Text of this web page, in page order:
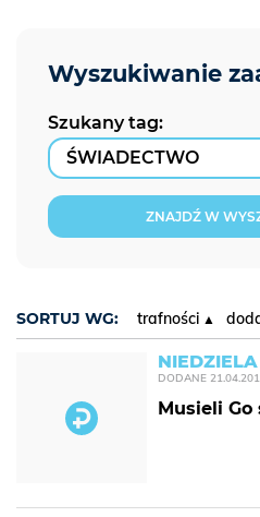
Szukany tag:
ZNAJDŹ W
SORTUJ WG: trafności
NIEDZIELA
DODANE
Musieli Go